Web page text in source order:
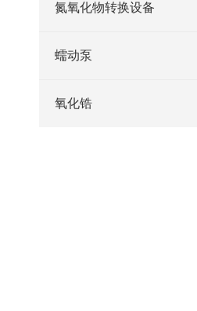
氮氧化物转换设备
蠕动泵
氧化锆